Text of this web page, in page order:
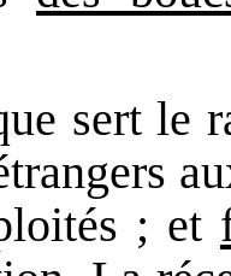
sert le
; et